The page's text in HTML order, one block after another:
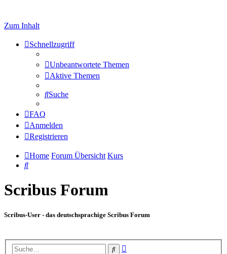
Zum Inhalt
Schnellzugriff
Unbeantwortete Themen
Aktive Themen
Suche
FAQ
Anmelden
Registrieren
Home Forum Übersicht Kurs
Suche
Scribus Forum
Scribus-User - das deutschsprachige Scribus Forum
Suche